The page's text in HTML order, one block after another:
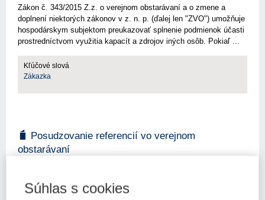
Zákon č. 343/2015 Z.z. o verejnom obstarávaní a o zmene a
doplnení niektorých zákonov v z. n. p. (ďalej len "ZVO") umožňuje
hospodárskym subjektom preukazovať splnenie podmienok účasti
prostredníctvom využitia kapacít a zdrojov iných osôb. Pokiaľ ...
Kľúčové slová
Zákazka
Posudzovanie referencií vo verejnom
obstarávaní
uchádzač preukázal relevantnú technickú alebo odbornú
Súhlas s cookies